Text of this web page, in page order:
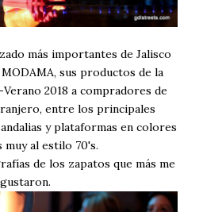
más importantes de Jalisco
sus productos de la
2018 a compradores de
entre los principales
y plataformas en colores
muy al estilo 70's.
de los zapatos que más me
gustaron.